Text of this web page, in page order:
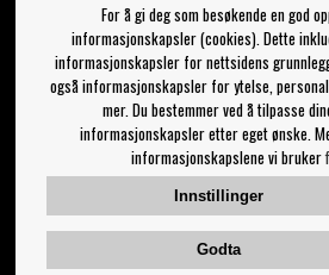
Jeg vil ha tips fra
Innstillinger for
Følg oss på:
For å gi deg som besøkende en god
informasjonskapsler (cookies). Dette
informasjonskapsler for nettsidens
også informasjonskapsler for ytelse,
mer. Du bestemmer ved å tilpasse
informasjonskapsler etter eget ønske.
informasjonskapslene vi bruker
Innstillinger
Godta